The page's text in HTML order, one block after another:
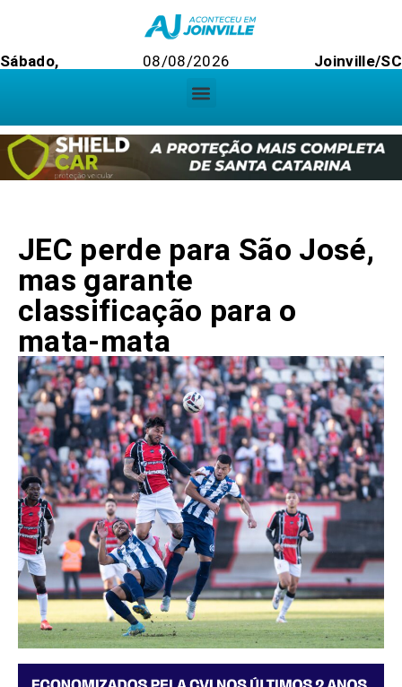
Sábado, 08/08/2026 Joinville/SC
JEC perde para São José,
mas garante
classificação para o
mata-mata